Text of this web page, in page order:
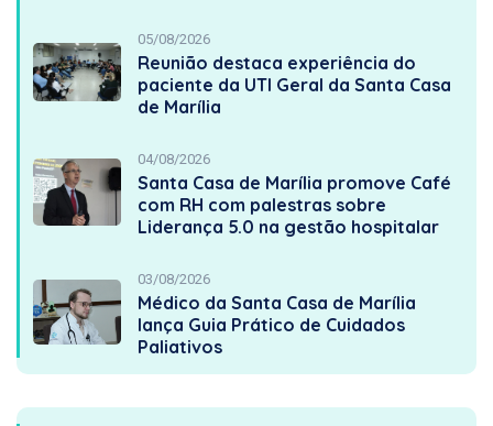
05/08/2026
Reunião destaca experiência do
paciente da UTI Geral da Santa Casa
de Marília
04/08/2026
Santa Casa de Marília promove Café
com RH com palestras sobre
Liderança 5.0 na gestão hospitalar
03/08/2026
Médico da Santa Casa de Marília
lança Guia Prático de Cuidados
Paliativos